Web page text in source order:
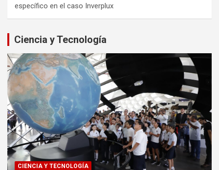
específico en el caso Inverplux
Ciencia y Tecnología
CIENCIA Y TECNOLOGÍA